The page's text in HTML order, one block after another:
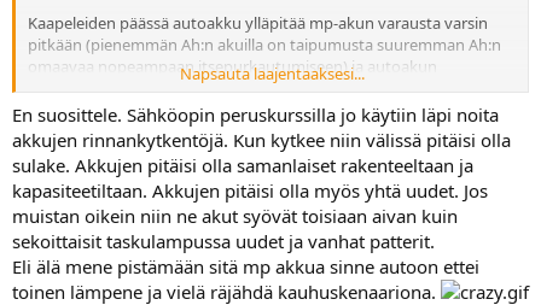
Kaapeleiden päässä autoakku ylläpitää mp-akun varausta varsin
pitkään (pienemmän Ah:n akuilla on taipumusta suuremman Ah:n
omaavaa nopeampaan itsepurkautumiseen) ja autoakun
latauksenkin voisi hoitaa tavallisella autolaturilla irroittamalla mp-
akun latauksen ajaksi
Tai sitten nykertää tosiaan auton konehuoneeseen paikan
pikkaselle mp-akulle => mp-akku osallistuu starttiin omalla, pienellä
panoksellaan ja latautuu auton oman akun rinnalla => pysyy mp-
akkukin pirteänä jatkuvassa käytössä
Napsauta laajentaaksesi...
En suosittele. Sähköopin peruskurssilla jo käytiin läpi noita
akkujen rinnankytkentöjä. Kun kytkee niin välissä pitäisi olla
sulake. Akkujen pitäisi olla samanlaiset rakenteeltaan ja
kapasiteetiltaan. Akkujen pitäisi olla myös yhtä uudet. Jos
muistan oikein niin ne akut syövät toisiaan aivan kuin
sekoittaisit taskulampussa uudet ja vanhat patterit.
Eli älä mene pistämään sitä mp akkua sinne autoon ettei
toinen lämpene ja vielä räjähdä kauhuskenaariona.